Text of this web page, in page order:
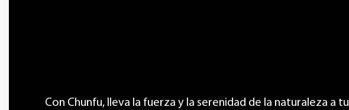
Con Chunfu, lleva la fuerza y ​​la serenidad de la naturaleza a tu